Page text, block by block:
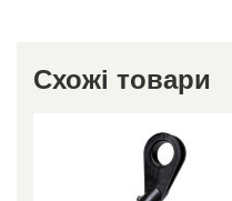
Схожі товари